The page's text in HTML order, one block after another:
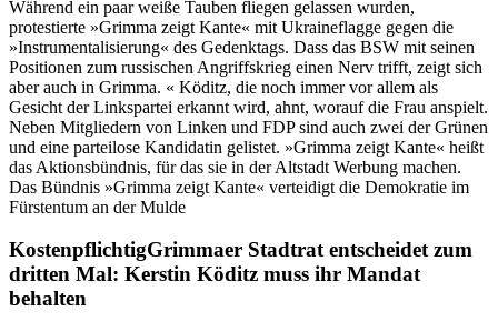
Während ein paar weiße Tauben fliegen gelassen wurden,
protestierte »Grimma zeigt Kante« mit Ukraineflagge gegen die
»Instrumentalisierung« des Gedenktags. Dass das BSW mit seinen
Positionen zum russischen Angriffskrieg einen Nerv trifft, zeigt sich
aber auch in Grimma. « Köditz, die noch immer vor allem als
Gesicht der Linkspartei erkannt wird, ahnt, worauf die Frau anspielt.
Neben Mitgliedern von Linken und FDP sind auch zwei der Grünen
und eine parteilose Kandidatin gelistet. »Grimma zeigt Kante« heißt
das Aktionsbündnis, für das sie in der Altstadt Werbung machen.
Das Bündnis »Grimma zeigt Kante« verteidigt die Demokratie im
Fürstentum an der Mulde
Kostenpflichtig Grimmaer Stadtrat entscheidet zum
dritten Mal: Kerstin Köditz muss ihr Mandat
behalten